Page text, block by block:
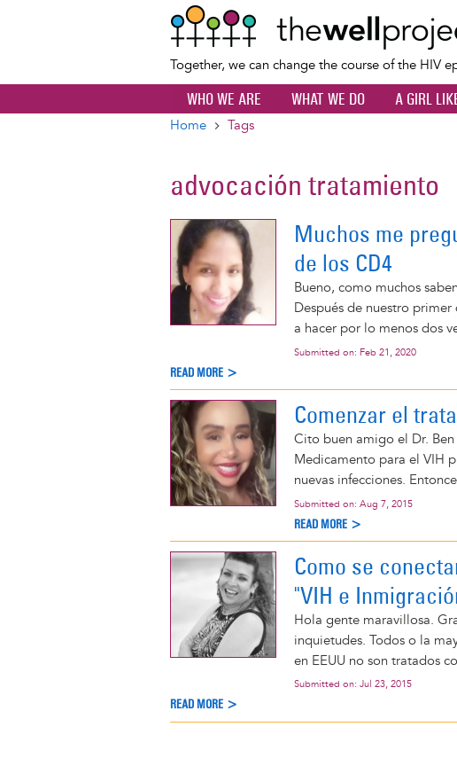
Together, we can change the course of the HIV
WHO WE ARE WHAT WE DO A GIRL
Home Tags
advocación tratamiento
Muchos me
de los CD4
Bueno, como muchos
Después de nuestro
a hacer por lo menos dos
Submitted on: Feb 21, 2020
READ MORE >
Comenzar el
Cito buen amigo el Dr.
Medicamento para el VIH
nuevas infecciones.
Submitted on: Aug 7, 2015
READ MORE >
Como se
"VIH e
Hola gente maravillosa.
inquietudes. Todos o la
en EEUU no son tratados
Submitted on: Jul 23, 2015
READ MORE >